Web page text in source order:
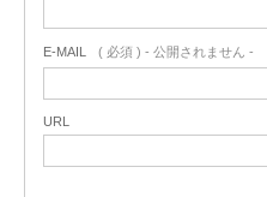
E-MAIL ( 必須 ) - 公開されません -
URL